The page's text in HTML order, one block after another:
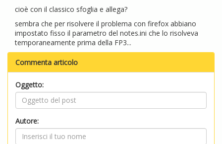
cioè con il classico sfoglia e allega?
sembra che per risolvere il problema con firefox abbiano
impostato fisso il parametro del notes.ini che lo risolveva
temporaneamente prima della FP3...
Commenta articolo
Oggetto:
Autore: